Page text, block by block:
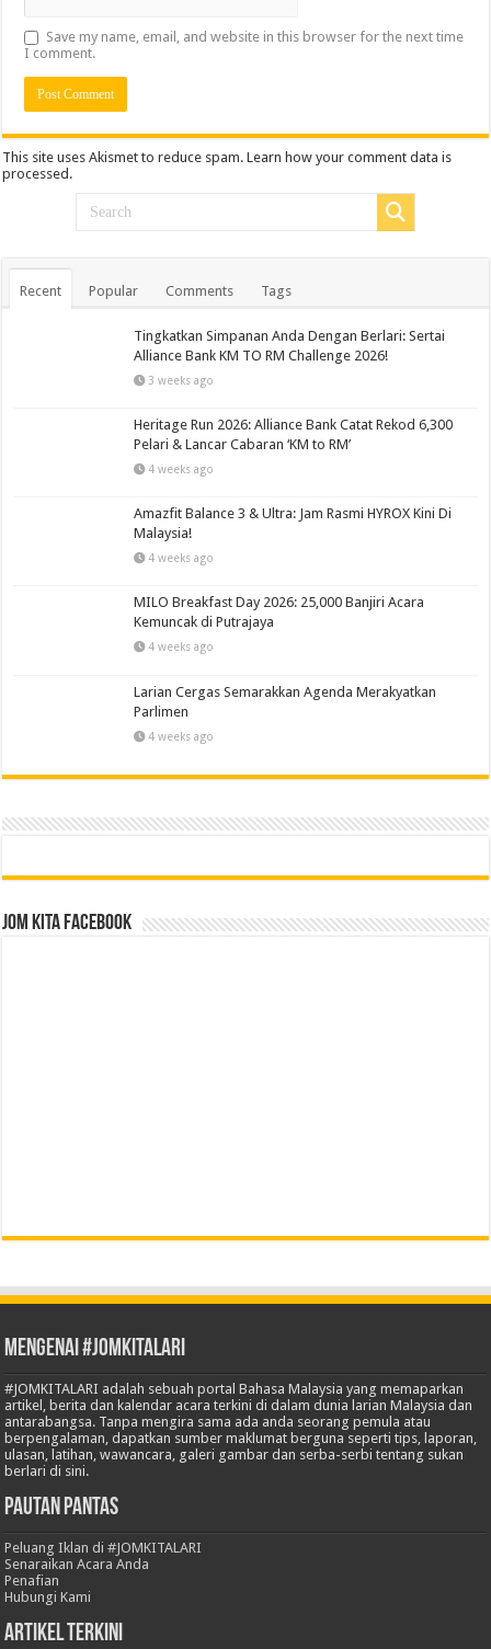
Save my name, email, and website in this browser for the next time
I comment.
This site uses Akismet to reduce spam.Learn how your comment data is
processed.
Recent Popular Comments Tags
Tingkatkan Simpanan Anda Dengan Berlari: Sertai
Alliance Bank KM TO RM Challenge 2026!
3 weeks ago
Heritage Run 2026: Alliance Bank Catat Rekod 6,300
Pelari & Lancar Cabaran ‘KM to RM’
4 weeks ago
Amazfit Balance 3 & Ultra: Jam Rasmi HYROX Kini Di
Malaysia!
4 weeks ago
MILO Breakfast Day 2026: 25,000 Banjiri Acara
Kemuncak di Putrajaya
4 weeks ago
Larian Cergas Semarakkan Agenda Merakyatkan
Parlimen
4 weeks ago
Jom Kita Facebook
Mengenai #JOMKITALARI
#JOMKITALARI adalah sebuah portal Bahasa Malaysia yang memaparkan
artikel, berita dan kalendar acara terkini di dalam dunia larian Malaysia dan
antarabangsa. Tanpa mengira sama ada anda seorang pemula atau
berpengalaman, dapatkan sumber maklumat berguna seperti tips, laporan,
ulasan, latihan, wawancara, galeri gambar dan serba-serbi tentang sukan
berlari di sini.
Pautan Pantas
Peluang Iklan di #JOMKITALARI
Senaraikan Acara Anda
Penafian
Hubungi Kami
Artikel Terkini